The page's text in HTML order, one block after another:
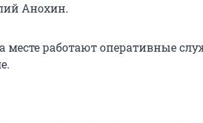
Анохин.
работают оперативные